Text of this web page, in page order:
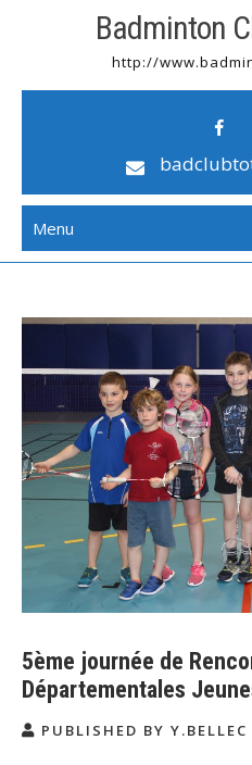
Badminton
http://
Menu
5ème journée de
Départementales
PUBLISHED BY Y.BELLEC